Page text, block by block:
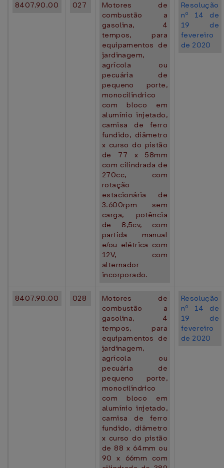
8407.90.00 027
Motores de
combustão a
gasolina, 4
tempos, para
equipamentos de
jardinagem,
agrícola ou
pecuária de
pequeno porte,
monocilíndrico
com bloco em
alumínio injetado,
camisa de ferro
fundido, diâmetro
x curso do pistão
de 77 x 58mm
com cilindrada de
270cc, com
rotação
estacionária de
3.600rpm sem
carga, potência
de 8,5cv, com
partida manual
e/ou elétrica com
12V, com
alternador
incorporado.
Resolução
nº 14 de
19 de
fevereiro
de 2020
8407.90.00 028
Motores de
combustão a
gasolina, 4
tempos, para
equipamentos de
jardinagem,
agrícola ou
pecuária de
pequeno porte,
monocilíndrico
com bloco em
alumínio injetado,
camisa de ferro
fundido, diâmetro
x curso do pistão
de 88 x 64mm ou
90 x 66mm com
Resolução
nº 14 de
19 de
fevereiro
de 2020